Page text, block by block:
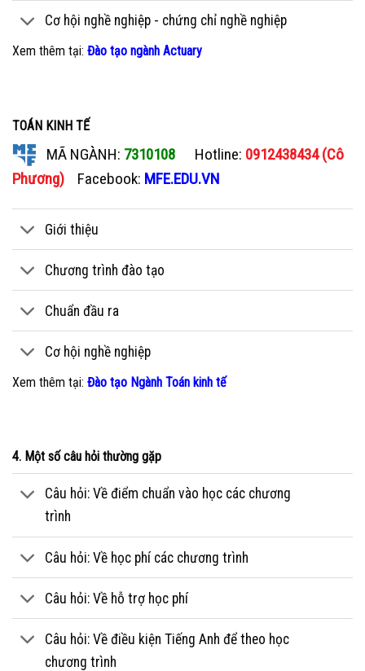
Cơ hội nghề nghiệp - chứng chỉ nghề nghiệp
Xem thêm tại: Đào tạo ngành Actuary
TOÁN KINH TẾ
MÃ NGÀNH: 7310108 Hotline: 0912438434 (Cô
Phương)
Facebook: MFE.EDU.VN
Giới thiệu
Chương trình đào tạo
Chuẩn đầu ra
Cơ hội nghề nghiệp
Xem thêm tại: Đào tạo Ngành Toán kinh tế
4. Một số câu hỏi thường gặp
Câu hỏi: Về điểm chuẩn vào học các chương
trình
Câu hỏi: Về học phí các chương trình
Câu hỏi: Về hỗ trợ học phí
Câu hỏi: Về điều kiện Tiếng Anh để theo học
chương trình